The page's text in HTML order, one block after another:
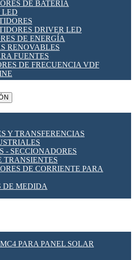
DE CABLE
WIFI
CELULAR
REDES
DE BATERÍA
LED
DRIVER LED
DE ENERGÍA
RENOVABLES
FUENTES
DE FRECUENCIA VDF
Y TRANSFERENCIAS
- SECCIONADORES
TRANSIENTES
DE CORRIENTE PARA
DE MEDIDA
PARA PANEL SOLAR